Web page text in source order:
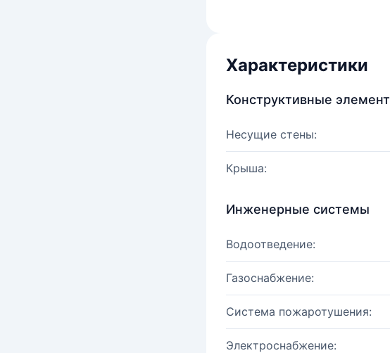
Характеристики
Конструктивные
Несущие стены:
Крыша:
Инженерные системы
Водоотведение:
Газоснабжение:
Система пожаротушения:
Электроснабжение: